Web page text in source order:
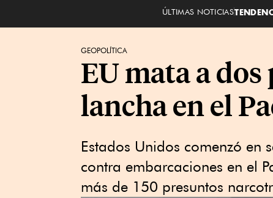
ÚLTIMAS NOTICIAS
GEOPOLÍTICA
EU mata a
lancha en el
Estados Unidos comenzó en
contra embarcaciones en el
más de 150 presuntos